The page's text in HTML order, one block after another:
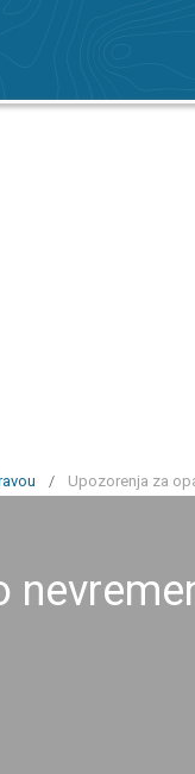
/ Upozorenja za